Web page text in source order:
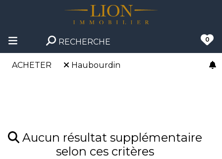
RECHERCHE 0
ACHETER Haubourdin
Aucun résultat supplémentaire
selon ces critères